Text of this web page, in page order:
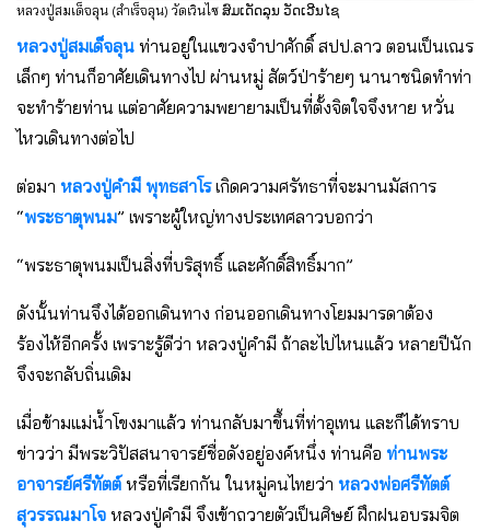
หลวงปู่สมเด็จลุน (สำเร็จลุน) วัดเวินไซ ສົມເດັດລຸນ ວັດເວີນໄຊ
หลวงปู่สมเด็จลุน ท่านอยู่ในแขวงจําปาศักดิ์ สปป.ลาว ตอนเป็นเณร
เล็กๆ ท่านก็อาศัยเดินทางไป ผ่านหมู่ สัตว์ป่าร้ายๆ นานาชนิดทําท่า
จะทําร้ายท่าน แต่อาศัยความพยายามเป็นที่ตั้งจิตใจจึงหาย หวั่น
ไหวเดินทางต่อไป
ต่อมา หลวงปู่คํามี พุทธสาโรเกิดความศรัทธาที่จะมานมัสการ
“พระธาตุพนม” เพราะผู้ใหญ่ทางประเทศลาวบอกว่า
“พระธาตุพนมเป็นสิ่งที่บริสุทธิ์ และศักดิ์สิทธิ์มาก”
ดังนั้นท่านจึงได้ออกเดินทาง ก่อนออกเดินทางโยมมารดาต้อง
ร้องไห้อีกครั้ง เพราะรู้ดีว่า หลวงปู่คํามี ถ้าละไปไหนแล้ว หลายปีนัก
จึงจะกลับถิ่นเดิม
เมื่อข้ามแม่น้ําโขงมาแล้ว ท่านกลับมาขึ้นที่ท่าอุเทน และก็ได้ทราบ
ข่าวว่า มีพระวิปัสสนาจารย์ชื่อดังอยู่องค์หนึ่ง ท่านคือ ท่านพระ
อาจารย์ศรีทัตต์หรือที่เรียกกัน ในหมู่คนไทยว่า หลวงพ่อศรีทัตต์
สุวรรณมาโจ หลวงปู่คํามี จึงเข้าถวายตัวเป็นศิษย์ ฝึกฝนอบรมจิต